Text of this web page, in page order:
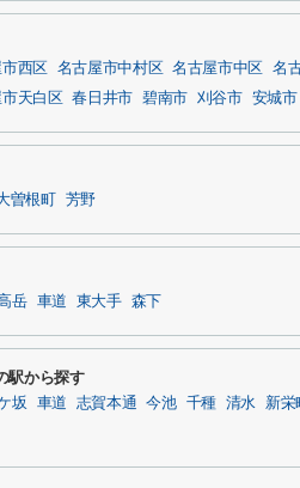
西区 名古屋市中村区 名古屋市中区 名
天白区 春日井市 碧南市 刈谷市 安城市
曽根町 芳野
岳 車道 東大手 森下
から探す
坂 車道 志賀本通 今池 千種 清水 新栄